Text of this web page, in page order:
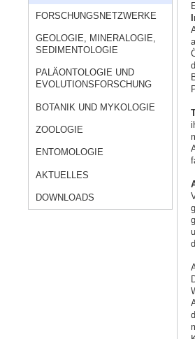
FORSCHUNGSNETZWERKE
GEOLOGIE, MINERALOGIE,
SEDIMENTOLOGIE
PALÄONTOLOGIE UND
EVOLUTIONSFORSCHUNG
BOTANIK UND MYKOLOGIE
ZOOLOGIE
ENTOMOLOGIE
AKTUELLES
DOWNLOADS